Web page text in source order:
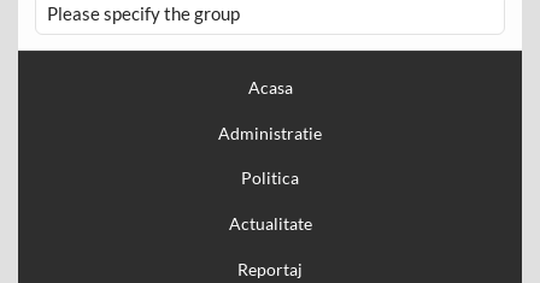
Please specify the group
Acasa
Administratie
Politica
Actualitate
Reportaj